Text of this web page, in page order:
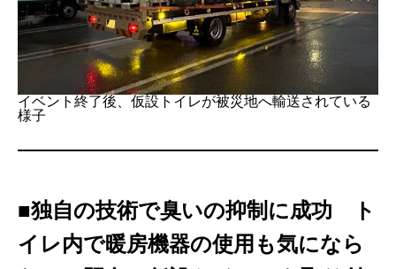
イベント終了後、仮設トイレが被災地へ輸送されている
様子
■独自の技術で臭いの抑制に成功 ト
イレ内で暖房機器の使用も気になら